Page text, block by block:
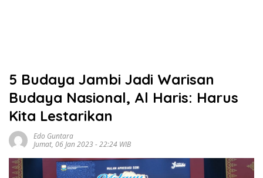
5 Budaya Jambi Jadi Warisan
Budaya Nasional, Al Haris: Harus
Kita Lestarikan
Edo Guntara
Jumat, 06 Jan 2023 - 22:24 WIB